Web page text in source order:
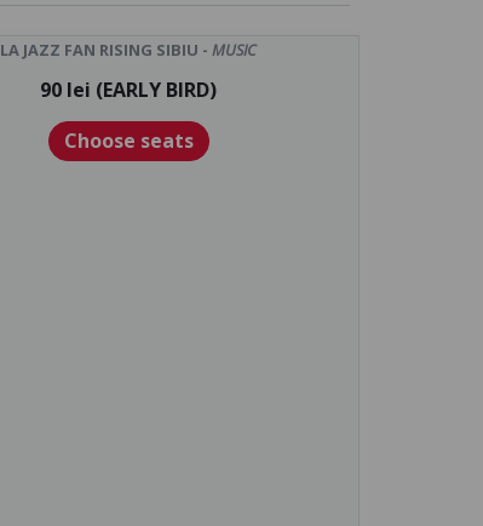
LA JAZZ FAN RISING SIBIU -MUSIC
90 lei (EARLY BIRD)
Choose seats